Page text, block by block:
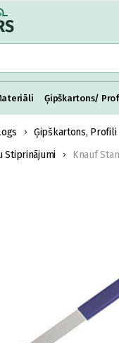
Ģipškartons/
Ģipškartons, Profili
Stiprinājumi
Knauf